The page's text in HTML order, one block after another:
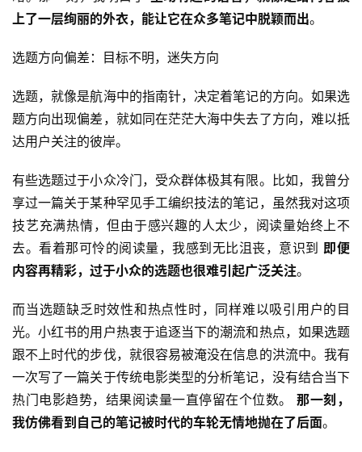
上了一层绚丽的外衣，能让它在众多笔记中脱颖而出。
选题方向偏差：目标不明，迷失方向
选题，就像是航海中的指南针，决定着笔记的方向。如果选
题方向出现偏差，就如同在茫茫大海中失去了方向，难以抵
达用户关注的彼岸。
有些选题过于小众冷门，受众群体极其有限。比如，我曾分
享过一篇关于某种罕见手工编织技法的笔记，虽然我对这项
技艺充满热情，但由于感兴趣的人太少，阅读量始终上不
去。看着那可怜的阅读量，我感到无比沮丧，意识到 即便
内容再精彩，过于小众的选题也很难引起广泛关注。
而当选题缺乏时效性和热点性时，同样难以吸引用户的目
光。小红书的用户热衷于追逐当下的潮流和热点，如果选题
跟不上时代的步伐，就很容易被淹没在信息的洪流中。我有
一次写了一篇关于传统电影类型的分析笔记，没有结合当下
热门电影趋势，结果阅读量一直停留在个位数。 那一刻，
我仿佛看到自己的笔记被时代的车轮无情地抛在了后面。